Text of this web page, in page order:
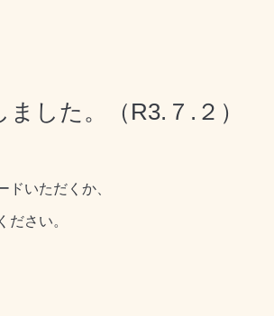
した。（R3.７.２）
いただくか、
さい。